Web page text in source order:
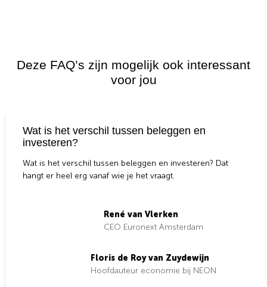
Deze FAQ’s zijn mogelijk ook interessant
voor jou
Wat is het verschil tussen beleggen en
investeren?
Wat is het verschil tussen beleggen en investeren? Dat
hangt er heel erg vanaf wie je het vraagt.
René van Vlerken
CEO Euronext Amsterdam
Floris de Roy van Zuydewijn
Hoofdauteur economie bij NEON